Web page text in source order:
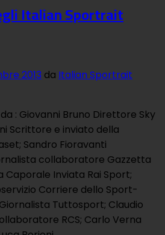
Italian Sportrait
2013 da Italian Sportrait
: Giovanni Bruno Direttore Sky
Scrittore e inviato della
Sandro Fioravanti
collaboratore Gazzetta
Caporale Inviata Rai Sport;
Corriere dello Sport-
Tuttosport; Claudio
RCS; Carlo Verna